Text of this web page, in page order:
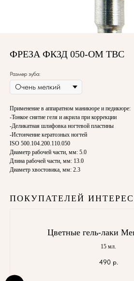
ФРЕЗА ФКЗД 050-ОМ ТВС
Размер зуба:
Применение в аппаратном маникюре и педикюре:
-Тонкое снятие геля и акрила при коррекции
-Деликатная шлифовка ногтевой пластины
-Истончение кератозных ногтей
ISO 500.104.200.110.050
Диаметр рабочей части, мм: 5.0
Длина рабочей части, мм: 13.0
Диаметр хвостовика, мм: 2.3
ПОКУПАТЕЛЕЙ
Цветные гель-лаки
15 мл.
490 р.